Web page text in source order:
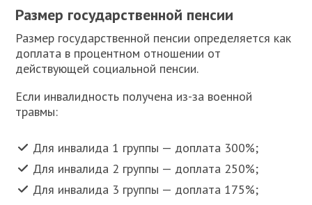
Размер государственной пенсии
Размер государственной пенсии определяется как
доплата в процентном отношении от
действующей социальной пенсии.
Если инвалидность получена из-за военной
травмы:
Для инвалида 1 группы — доплата 300%;
Для инвалида 2 группы — доплата 250%;
Для инвалида 3 группы — доплата 175%;